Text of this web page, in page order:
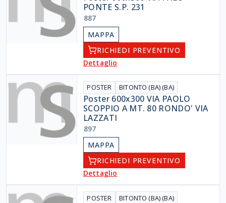
PONTE S.P. 231
887
MAPPA
RICHIEDI PREVENTIVO
Dettaglio
POSTER BITONTO (BA) (BA)
Poster 600x300 VIA PAOLO
SCOPPIO A MT. 80 RONDO' VIA
LAZZATI
897
MAPPA
RICHIEDI PREVENTIVO
Dettaglio
POSTER BITONTO (BA) (BA)